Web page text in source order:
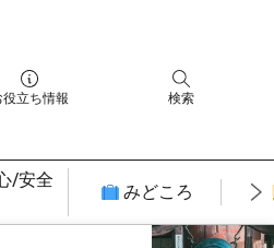
役立ち情報 検索
/安全
みどころ